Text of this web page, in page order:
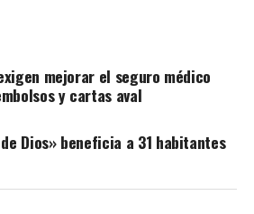
mejorar el seguro médico
y cartas aval
Dios» beneficia a 31 habitantes